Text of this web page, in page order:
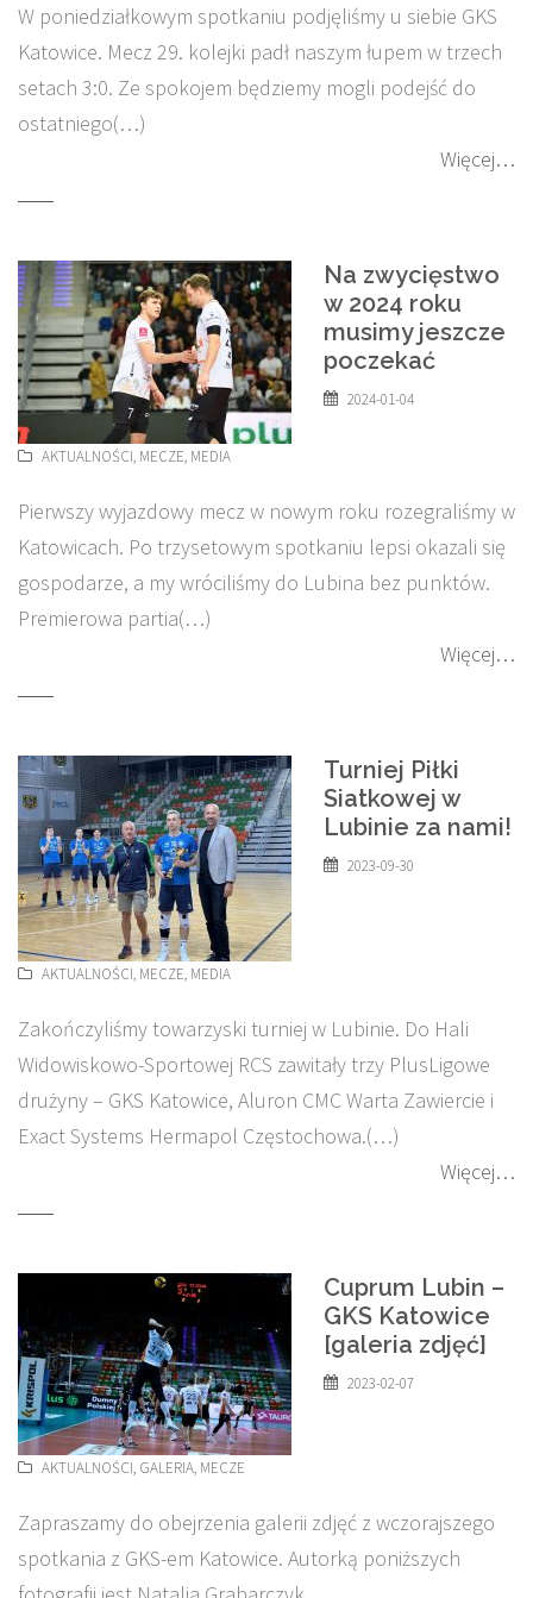
W poniedziałkowym spotkaniu podjęliśmy u siebie GKS
Katowice. Mecz 29. kolejki padł naszym łupem w trzech
setach 3:0. Ze spokojem będziemy mogli podejść do
ostatniego(…)
Więcej…
Na zwycięstwo
w 2024 roku
musimy jeszcze
poczekać
2024-01-04
AKTUALNOŚCI, MECZE, MEDIA
Pierwszy wyjazdowy mecz w nowym roku rozegraliśmy w
Katowicach. Po trzysetowym spotkaniu lepsi okazali się
gospodarze, a my wróciliśmy do Lubina bez punktów.
Premierowa partia(…)
Więcej…
Turniej Piłki
Siatkowej w
Lubinie za nami!
2023-09-30
AKTUALNOŚCI, MECZE, MEDIA
Zakończyliśmy towarzyski turniej w Lubinie. Do Hali
Widowiskowo-Sportowej RCS zawitały trzy PlusLigowe
drużyny – GKS Katowice, Aluron CMC Warta Zawiercie i
Exact Systems Hermapol Częstochowa.(…)
Więcej…
Cuprum Lubin –
GKS Katowice
[galeria zdjęć]
2023-02-07
AKTUALNOŚCI, GALERIA, MECZE
Zapraszamy do obejrzenia galerii zdjęć z wczorajszego
spotkania z GKS-em Katowice. Autorką poniższych